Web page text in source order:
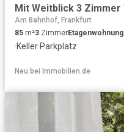
Am Bahnhof, Frankfurt
85 m²3 ZimmerEtagenwohnung
·Keller·Parkplatz
Neu bei Immobilien.de